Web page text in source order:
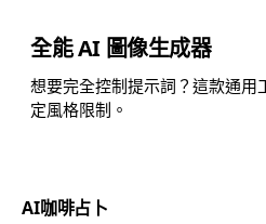
全能 AI 圖像生成器
想要完全控制提示詞？這款通用
定風格限制。
AI咖啡占卜